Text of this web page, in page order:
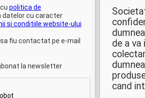
politica de
datelor cu caracter
si conditiile website-ului
fiu contactat pe e-mail
la newsletter
de a
cand